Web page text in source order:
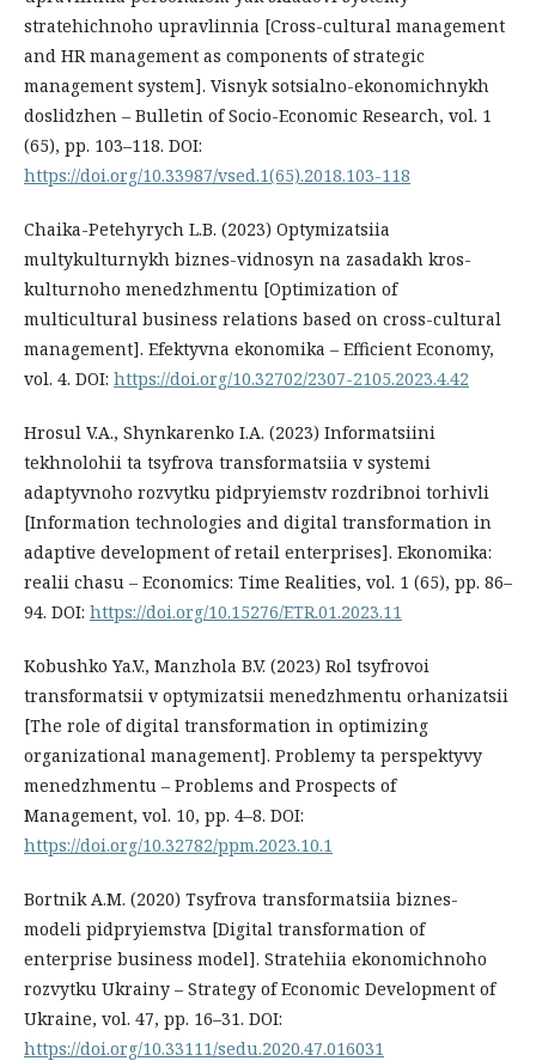
stratehichnoho upravlinnia [Cross-cultural management
and HR management as components of strategic
management system]. Visnyk sotsialno-ekonomichnykh
doslidzhen – Bulletin of Socio-Economic Research, vol. 1
(65), pp. 103–118. DOI:
https://doi.org/10.33987/vsed.1(65).2018.103-118
Chaika-Petehyrych L.B. (2023) Optymizatsiia
multykulturnykh biznes-vidnosyn na zasadakh kros-
kulturnoho menedzhmentu [Optimization of
multicultural business relations based on cross-cultural
management]. Efektyvna ekonomika – Efficient Economy,
vol. 4. DOI: https://doi.org/10.32702/2307-2105.2023.4.42
Hrosul V.A., Shynkarenko I.A. (2023) Informatsiini
tekhnolohii ta tsyfrova transformatsiia v systemi
adaptyvnoho rozvytku pidpryiemstv rozdribnoi torhivli
[Information technologies and digital transformation in
adaptive development of retail enterprises]. Ekonomika:
realii chasu – Economics: Time Realities, vol. 1 (65), pp. 86–
94. DOI: https://doi.org/10.15276/ETR.01.2023.11
Kobushko Ya.V., Manzhola B.V. (2023) Rol tsyfrovoi
transformatsii v optymizatsii menedzhmentu orhanizatsii
[The role of digital transformation in optimizing
organizational management]. Problemy ta perspektyvy
menedzhmentu – Problems and Prospects of
Management, vol. 10, pp. 4–8. DOI:
https://doi.org/10.32782/ppm.2023.10.1
Bortnik A.M. (2020) Tsyfrova transformatsiia biznes-
modeli pidpryiemstva [Digital transformation of
enterprise business model]. Stratehiia ekonomichnoho
rozvytku Ukrainy – Strategy of Economic Development of
Ukraine, vol. 47, pp. 16–31. DOI:
https://doi.org/10.33111/sedu.2020.47.016031